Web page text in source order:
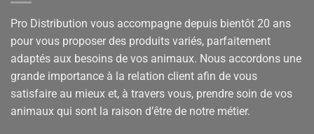
Pro Distribution vous accompagne depuis bientôt 20 ans
pour vous proposer des produits variés, parfaitement
adaptés aux besoins de vos animaux. Nous accordons une
grande importance à la relation client afin de vous
satisfaire au mieux et, à travers vous, prendre soin de vos
animaux qui sont la raison d’être de notre métier.